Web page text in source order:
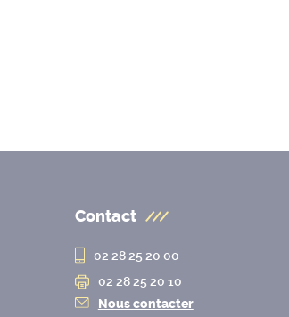
Contact
02 28 25 20 00
02 28 25 20 10
Nous contacter